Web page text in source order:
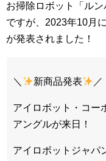
お掃除ロボット「ルン
ですが、2023年10月
が発表されました！
＼ 新商品発表 ／
アイロボット・コー
アングルが来日！
アイロボットジャパ